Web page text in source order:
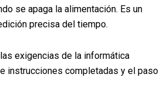
se apaga la alimentación. Es un
precisa del tiempo.
exigencias de la informática
instrucciones completadas y el paso